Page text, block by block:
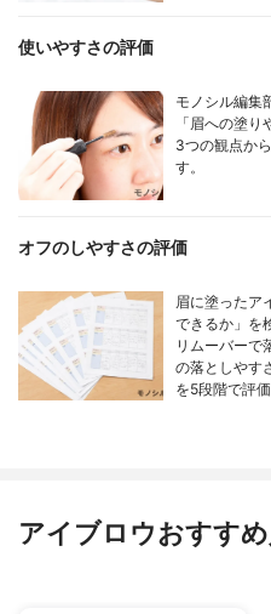
使いやすさの評価
モノシル編集
「眉への塗
3つの観点か
す。
オフのしやすさの評価
眉に塗ったア
できるか」を
リムーバーで
の落としやす
を5段階で評
アイブロウおすす